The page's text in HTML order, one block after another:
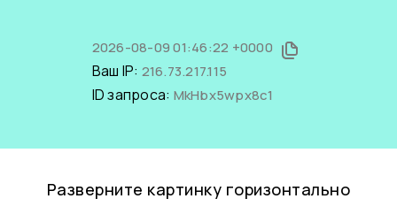
2026-08-09 01:46:22 +0000
Ваш IP: 216.73.217.115
ID запроса: MkHbx5wpx8c1
Разверните картинку горизонтально